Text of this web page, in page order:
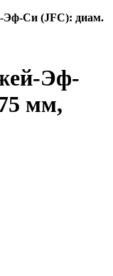
Эф-Си (JFC): диам.
Эф-
мм,